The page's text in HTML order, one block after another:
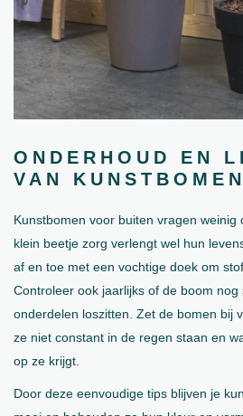
ONDERHOUD EN
VAN
Kunstbomen voor buiten vragen weinig
klein beetje zorg verlengt wel hun
af en toe met een vochtige doek om
Controleer ook jaarlijks of de boom
onderdelen loszitten. Zet de bomen bij
ze niet constant in de regen staan en
op ze krijgt.
Door deze eenvoudige tips blijven je